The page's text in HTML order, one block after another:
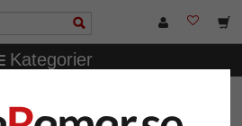
Kategorier